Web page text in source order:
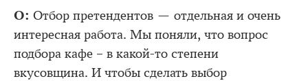
О: Отбор претендентов — отдельная и очень
интересная работа. Мы поняли, что вопрос
подбора кафе – в какой-то степени
вкусовщина. И чтобы сделать выбор